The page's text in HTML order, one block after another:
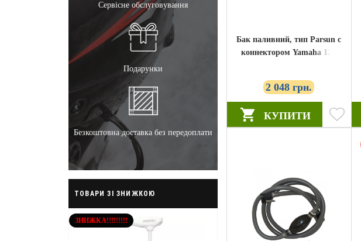
Сервісне обслуговування
Подарунки
Безкоштовна доставка без передоплати
ТОВАРИ ЗІ ЗНИЖКОЮ
ЗНИЖКА!!!!!!!!!
Бак паливний, тип Parsun c
коннектором Yamaha 12л
2 048 грн.
КУПИТИ